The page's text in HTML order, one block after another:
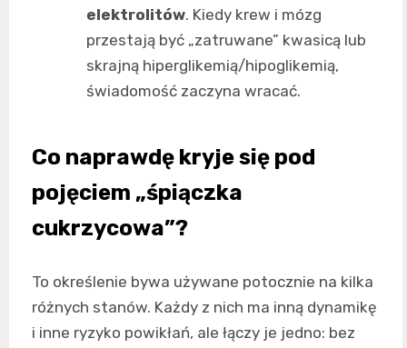
elektrolitów. Kiedy krew i mózg
przestają być „zatruwane” kwasicą lub
skrajną hiperglikemią/hipoglikemią,
świadomość zaczyna wracać.
Co naprawdę kryje się pod
pojęciem „śpiączka
cukrzycowa”?
To określenie bywa używane potocznie na kilka
różnych stanów. Każdy z nich ma inną dynamikę
i inne ryzyko powikłań, ale łączy je jedno: bez